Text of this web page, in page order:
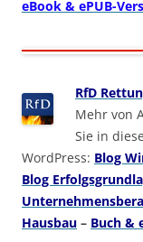
eBook & ePUB-
RfD
Mehr von
Sie in
WordPress: Blog
Blog
Hausbau – Buch &